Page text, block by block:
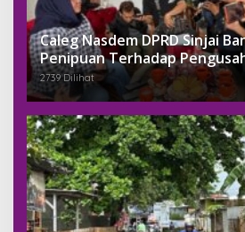
Caleg Nasdem DPRD Sinjai
Penipuan Terhadap
2739 Dilihat